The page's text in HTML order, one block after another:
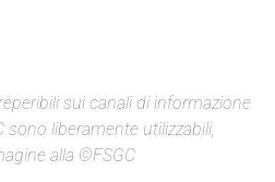
sui canali di informazione
sono liberamente utilizzabili,
alla ©FSGC